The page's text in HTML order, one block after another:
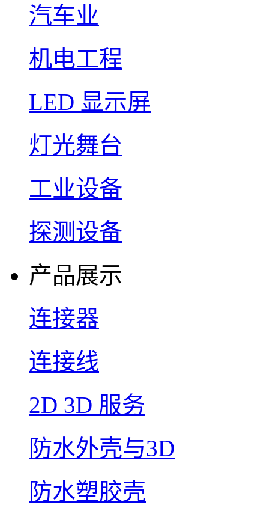
汽车业
机电工程
LED 显示屏
灯光舞台
工业设备
探测设备
产品展示
连接器
连接线
2D 3D 服务
防水外壳与3D
防水塑胶壳